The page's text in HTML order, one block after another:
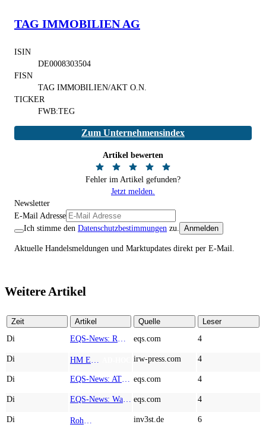
TAG IMMOBILIEN AG
ISIN
DE0008303504
FISN
TAG IMMOBILIEN/AKT O.N.
TICKER
FWB:TEG
Zum Unternehmensindex
Artikel bewerten
Fehler im Artikel gefunden?
Jetzt melden.
Newsletter
E-Mail Adresse
Ich stimme den Datenschutzbestimmungen zu. Anmelden
Aktuelle Handelsmeldungen und Marktupdates direkt per E-Mail.
Weitere Artikel
Zeit Artikel Quelle
Leser
Di
eqs.com 4
Di irw-press.com 4
Di eqs.com 4
Di eqs.com 4
Di inv3st.de 6